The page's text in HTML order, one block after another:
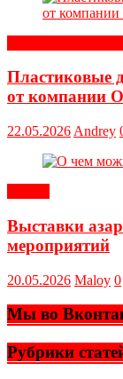
Пластиковые
от компании
22.05.2026 Andrey
Выставки
мероприятий
20.05.2026 Maloy 0
Мы во
Рубрики